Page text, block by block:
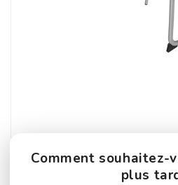
Comment souhaitez-
plus